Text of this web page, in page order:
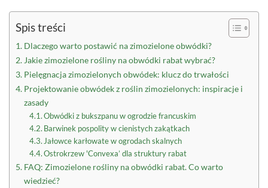
Spis treści
Dlaczego warto postawić na zimozielone obwódki?
Jakie zimozielone rośliny na obwódki rabat wybrać?
Pielęgnacja zimozielonych obwódek: klucz do trwałości
Projektowanie obwódek z roślin zimozielonych: inspiracje i
zasady
Obwódki z bukszpanu w ogrodzie francuskim
Barwinek pospolity w cienistych zakątkach
Jałowce karłowate w ogrodach skalnych
Ostrokrzew 'Convexa’ dla struktury rabat
FAQ: Zimozielone rośliny na obwódki rabat. Co warto
wiedzieć?